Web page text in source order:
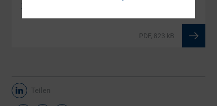
PDF, 823 kB
Teilen